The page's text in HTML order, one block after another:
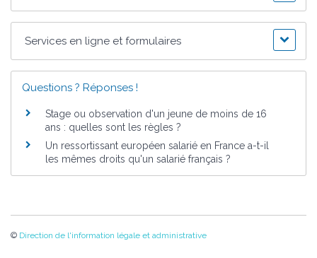
Services en ligne et formulaires
Questions ? Réponses !
Stage ou observation d'un jeune de moins de 16
ans : quelles sont les règles ?
Un ressortissant européen salarié en France a-t-il
les mêmes droits qu'un salarié français ?
© Direction de l'information légale et administrative